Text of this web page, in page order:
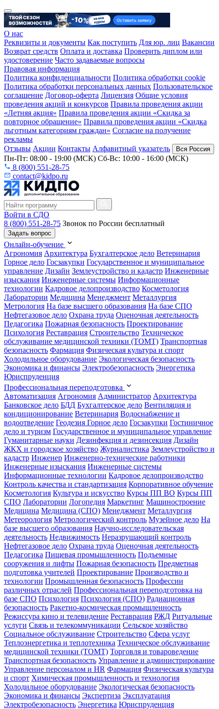
О нас
Реквизиты и документы Как поступить Для юр. лиц Вакансии
Возврат средств Оплата и доставка Проверить диплом или
удостоверение Часто задаваемые вопросы
Правовая информация
Политика конфиденциальности Политика обработки cookie
Политика обработки персональных данных Пользовательское
соглашение Договор-оферта Лицензия Общие условия
проведения акций и конкурсов Правила проведения акции
«Летняя акция» Правила проведения акции «Скидка за
повторное обращение» Правила проведения акции «Скидка
льготным категориям граждан» Согласие на получение
рекламы
Отзывы Акции Контакты Алфавитный указатель Вся Россия
Пн-Пт: 08:00 - 19:00 (МСК) Сб-Вс: 10:00 - 16:00 (МСК)
8 (800) 551-28-75
contact@kidpo.ru
Войти в СДО
8 (800) 551-28-75 Звонок по России бесплатный
Задать вопрос
Онлайн-обучение
Агрономия Архитектура Бухгалтерское дело Ветеринария
Горное дело Госзакупки Государственное и муниципальное
управление Дизайн Землеустройство и кадастр Инженерные
изыскания Инженерные системы Информационные
технологии Кадровое делопроизводство Косметология
Лаборатории Медицина Менеджмент Металлургия
Метрология На базе высшего образования На базе СПО
Нефтегазовое дело Охрана труда Оценочная деятельность
Педагогика Пожарная безопасность Проектирование
Психология Реставрация Строительство Техническое
обслуживание медицинской техники (ТОМТ) Транспортная
безопасность Фармация Физическая культура и спорт
Холодильное оборудование Экологическая безопасность
Экономика и финансы Электробезопасность Энергетика
Юриспруденция
Профессиональная переподготовка
Автоматизация Агрономия Администратор Архитектура
Банковское дело БДД Бухгалтерское дело Вентиляция и
кондиционирование Ветеринария Водоснабжение и
водоотведение Геодезия Горное дело Госзакупки Гостиничное
дело и туризм Государственное и муниципальное управление
Гуманитарные науки Дезинфекция и дезинсекция Дизайн
ЖКХ и городское хозяйство Журналистика Землеустройство и
кадастр Инженер Инженерно-технические работники
Инженерные изыскания Инженерные системы
Информационные технологии Кадровое делопроизводство
Контроль качества и стандартизация Корпоративное обучение
Косметология Культура и искусство Курсы ПП ВО Курсы ПП
СПО Лаборатории Логопедия Маркетинг Машиностроение
Медицина Медицина (СПО) Менеджмент Металлургия
Метеорология Метрологический контроль Музейное дело На
базе высшего образования Научно-исследовательская
деятельность Недвижимость Неразрушающий контроль
Нефтегазовое дело Охрана труда Оценочная деятельность
Педагогика Пищевая промышленность Подъемные
сооружения и лифты Пожарная безопасность Предметная
подготовка учителей Проектирование Производство и
технологии Промышленная безопасность Профессии
различных отраслей Профессиональная переподготовка на
базе СПО Психология Психология (СПО) Радиационная
безопасность Ракетно-космическая промышленность
Режиссура кино и телевидение Реставрация РЖД Ритуальные
услуги Связь и телекоммуникации Сельское хозяйство
Социальное обслуживание Строительство Сфера услуг
Теплоэнергетика и теплотехника Техническое обслуживание
медицинской техники (ТОМТ) Торговля и товароведение
Транспортная безопасность Управление и администрирование
Управление персоналом и HR Фармация Физическая культура
и спорт Химическая промышленность и технология
Холодильное оборудование Экологическая безопасность
Экономика и финансы Экспертиза Эксплуатация
Электробезопасность Энергетика Юриспруденция